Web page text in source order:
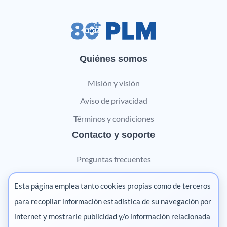
Quiénes somos
Misión y visión
Aviso de privacidad
Términos y condiciones
Contacto y soporte
Preguntas frecuentes
Contáctanos
Marketing digital
Pharma
Esta página emplea tanto cookies propias como de terceros
para recopilar información estadística de su navegación por
internet y mostrarle publicidad y/o información relacionada